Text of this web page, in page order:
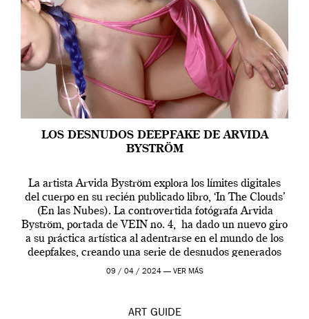
LOS DESNUDOS DEEPFAKE DE ARVIDA
BYSTRÖM
La artista Arvida Byström explora los límites digitales
del cuerpo en su recién publicado libro, ‘In The Clouds’
(En las Nubes). La controvertida fotógrafa Arvida
Byström, portada de VEIN no. 4, ha dado un nuevo giro
a su práctica artística al adentrarse en el mundo de los
deepfakes, creando una serie de desnudos generados
por […]
09 / 04 / 2024 — VER MÁS
ART GUIDE